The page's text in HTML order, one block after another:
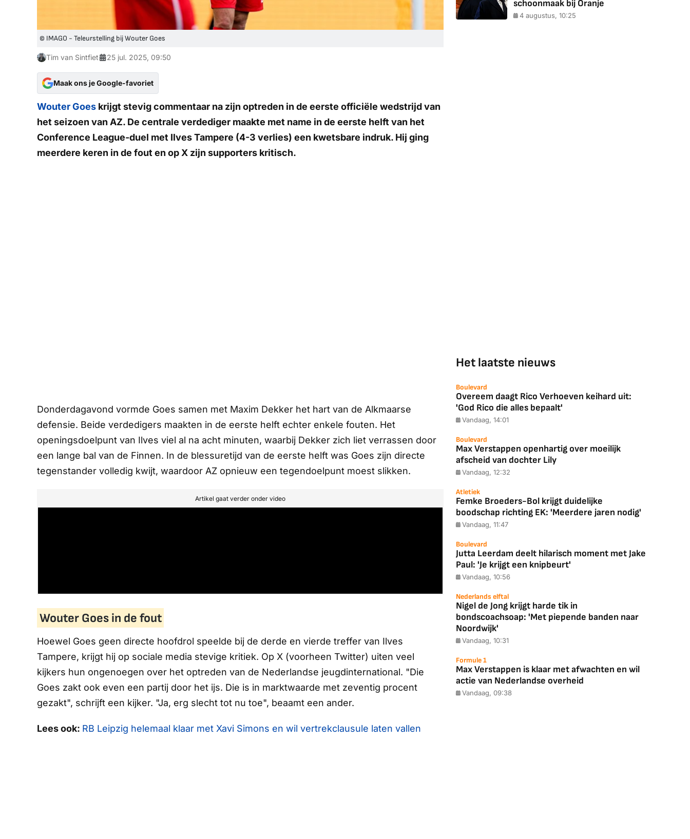
© IMAGO - Teleurstelling bij Wouter Goes
Tim van Sintfiet 25 jul. 2025, 09:50
Maak ons je Google-favoriet
Wouter Goes krijgt stevig commentaar na zijn optreden in de eerste officiële wedstrijd van
het seizoen van AZ. De centrale verdediger maakte met name in de eerste helft van het
Conference League-duel met Ilves Tampere (4-3 verlies) een kwetsbare indruk. Hij ging
meerdere keren in de fout en op X zijn supporters kritisch.
Donderdagavond vormde Goes samen met Maxim Dekker het hart van de Alkmaarse
defensie. Beide verdedigers maakten in de eerste helft echter enkele fouten. Het
openingsdoelpunt van Ilves viel al na acht minuten, waarbij Dekker zich liet verrassen door
een lange bal van de Finnen. In de blessuretijd van de eerste helft was Goes zijn directe
tegenstander volledig kwijt, waardoor AZ opnieuw een tegendoelpunt moest slikken.
Artikel gaat verder onder video
Wouter Goes in de fout
Hoewel Goes geen directe hoofdrol speelde bij de derde en vierde treffer van Ilves
Tampere, krijgt hij op sociale media stevige kritiek. Op X (voorheen Twitter) uiten veel
kijkers hun ongenoegen over het optreden van de Nederlandse jeugdinternational. "Die
Goes zakt ook even een partij door het ijs. Die is in marktwaarde met zeventig procent
gezakt", schrijft een kijker. "Ja, erg slecht tot nu toe", beaamt een ander.
Lees ook: RB Leipzig helemaal klaar met Xavi Simons en wil vertrekclausule laten vallen
schoonmaak bij Oranje
4 augustus, 10:25
Het laatste nieuws
Boulevard
Overeem daagt Rico Verhoeven keihard uit:
'God Rico die alles bepaalt'
Vandaag, 14:01
Boulevard
Max Verstappen openhartig over moeilijk
afscheid van dochter Lily
Vandaag, 12:32
Atletiek
Femke Broeders-Bol krijgt duidelijke
boodschap richting EK: 'Meerdere jaren nodig'
Vandaag, 11:47
Boulevard
Jutta Leerdam deelt hilarisch moment met Jake
Paul: 'Je krijgt een knipbeurt'
Vandaag, 10:56
Nederlands elftal
Nigel de Jong krijgt harde tik in
bondscoachsoap: 'Met piepende banden naar
Noordwijk'
Vandaag, 10:31
Formule 1
Max Verstappen is klaar met afwachten en wil
actie van Nederlandse overheid
Vandaag, 09:38